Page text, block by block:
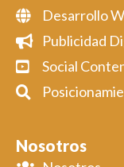
Desarrollo
Publicidad
Social
Nosotros